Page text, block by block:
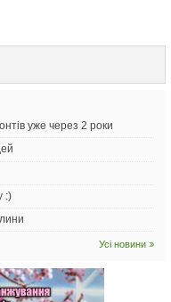
уже через 2 роки
:)
Усі новини